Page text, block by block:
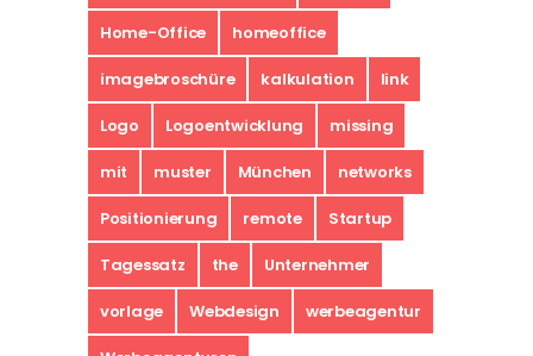
Home-Office homeoffice
imagebroschüre kalkulation link
Logo Logoentwicklung missing
mit muster München networks
Positionierung remote Startup
Tagessatz the Unternehmer
vorlage Webdesign werbeagentur